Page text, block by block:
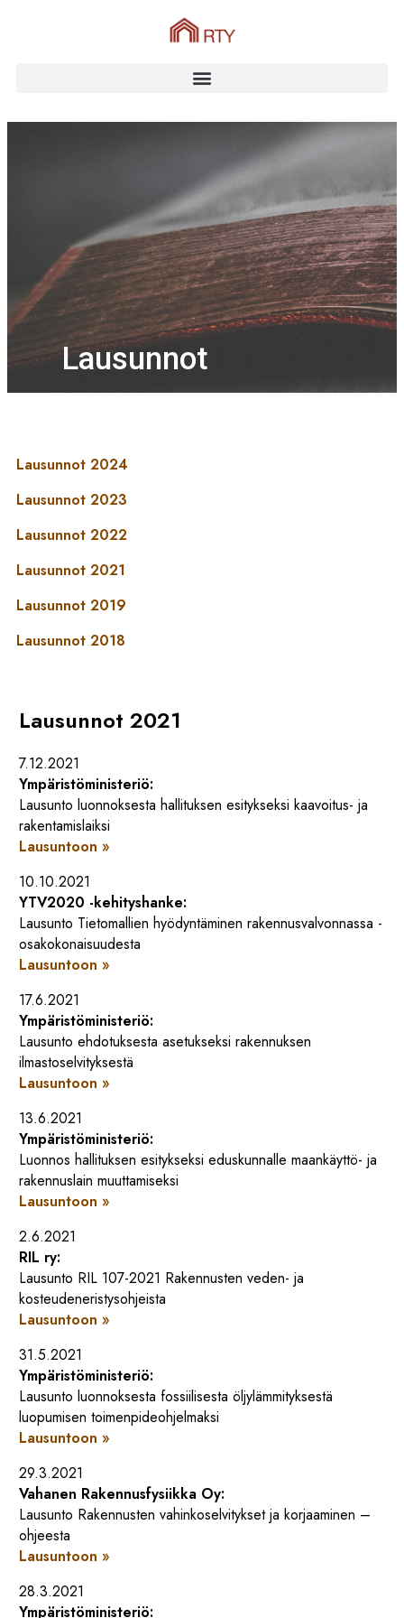
Lausunnot
Lausunnot 2024
Lausunnot 2023
Lausunnot 2022
Lausunnot 2021
Lausunnot 2019
Lausunnot 2018
Lausunnot 2021
7.12.2021
Ympäristöministeriö:
Lausunto luonnoksesta hallituksen esitykseksi kaavoitus- ja
rakentamislaiksi
Lausuntoon »
10.10.2021
YTV2020 -kehityshanke:
Lausunto Tietomallien hyödyntäminen rakennusvalvonnassa -
osakokonaisuudesta
Lausuntoon »
17.6.2021
Ympäristöministeriö:
Lausunto ehdotuksesta asetukseksi rakennuksen
ilmastoselvityksestä
Lausuntoon »
13.6.2021
Ympäristöministeriö:
Luonnos hallituksen esitykseksi eduskunnalle maankäyttö- ja
rakennuslain muuttamiseksi
Lausuntoon »
2.6.2021
RIL ry:
Lausunto RIL 107-2021 Rakennusten veden- ja
kosteudeneristysohjeista
Lausuntoon »
31.5.2021
Ympäristöministeriö:
Lausunto luonnoksesta fossiilisesta öljylämmityksestä
luopumisen toimenpideohjelmaksi
Lausuntoon »
29.3.2021
Vahanen Rakennusfysiikka Oy:
Lausunto Rakennusten vahinkoselvitykset ja korjaaminen –
ohjeesta
Lausuntoon »
28.3.2021
Ympäristöministeriö: